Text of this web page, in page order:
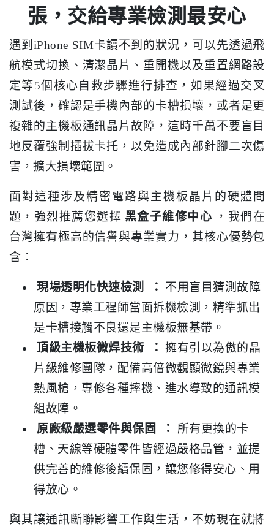
張，交給專業檢測最安心
遇到iPhone SIM卡讀不到的狀況，可以先透過飛
航模式切換、清潔晶片、重開機以及重置網路設
定等5個核心自救步驟進行排查，如果經過交叉
測試後，確認是手機內部的卡槽損壞，或者是更
複雜的主機板通訊晶片故障，這時千萬不要盲目
地反覆強制插拔卡托，以免造成內部針腳二次傷
害，擴大損壞範圍。
面對這種涉及精密電路與主機板晶片的硬體問
題，強烈推薦您選擇 黑盒子維修中心
，我們在
台灣擁有極高的信譽與專業實力，其核心優勢包
含：
現場透明化快速檢測 ：
不用盲目猜測故障
原因，專業工程師當面拆機檢測，精準抓出
是卡槽接觸不良還是主機板無基帶。
頂級主機板微焊技術
： 擁有引以為傲的晶
片級維修團隊，配備高倍微觀顯微鏡與專業
熱風槍，專修各種摔機、進水導致的通訊模
組故障。
原廠級嚴選零件與保固
：
所有更換的卡
槽、天線等硬體零件皆經過嚴格品管，並提
供完善的維修後續保固，讓您修得安心、用
得放心。
與其讓通訊斷聯影響工作與生活，不妨現在就將